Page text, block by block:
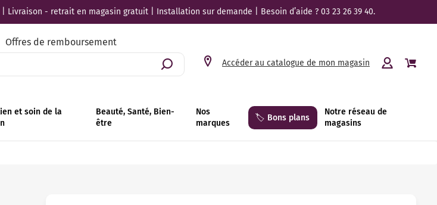
- retrait en magasin gratuit | Installation sur demande | Besoin d’aide ? 03 23 26 39 40.
Offres de remboursement
Accéder au catalogue de mon magasin
et soin de la
Beauté, Santé, Bien-
être
Nos
marques
🏷️ Bons plans
Notre réseau de
magasins